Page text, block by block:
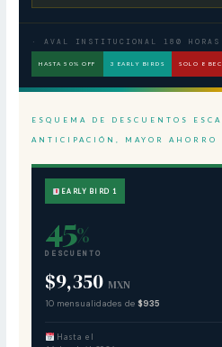
· AVAL INSTITUCIONAL 180
HASTA 50% OFF 3 EARLY BIRDS SOLO 8
ESQUEMA DE DESCUENTOS
ANTICIPACIÓN, MAYOR AHORRO
EARLY BIRD 1
45%
DESCUENTO
$9,350 MXN
10 mensualidades de$935
Hasta el